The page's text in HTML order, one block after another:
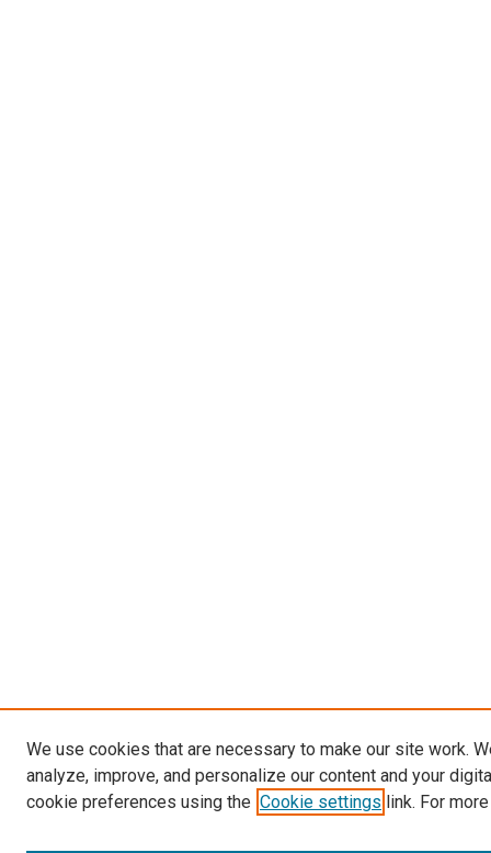
We use cookies that are necessary to make our site work.
analyze, improve, and personalize our content and your
cookie preferences using the Cookie settings link. For